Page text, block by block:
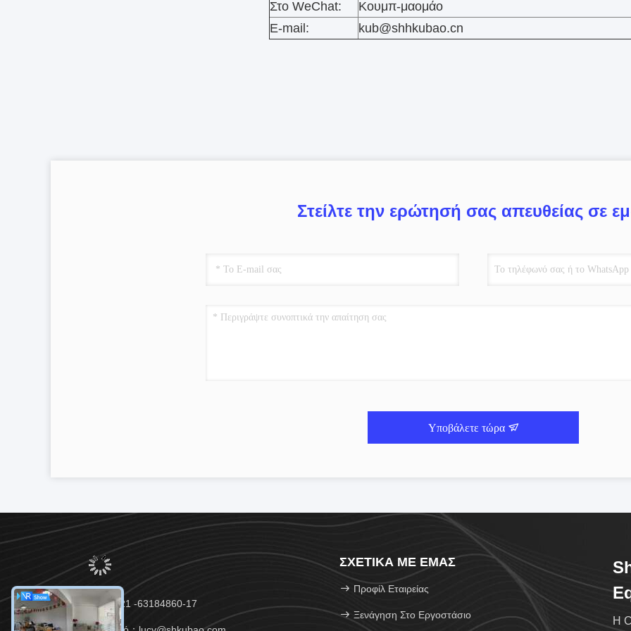
Στο WeChat:
Κουμπ-μαομάο
E-mail:
kub@shhkubao.cn
Στείλτε την ερώτησή σας απευθείας σε
Υποβάλετε τώρα
τηλ：86-021 -63184860-17
ΣΧΕΤΙΚΆ ΜΕ ΕΜΆΣ
Προφίλ Εταιρείας
Ξενάγηση Στο Εργοστάσιο Η